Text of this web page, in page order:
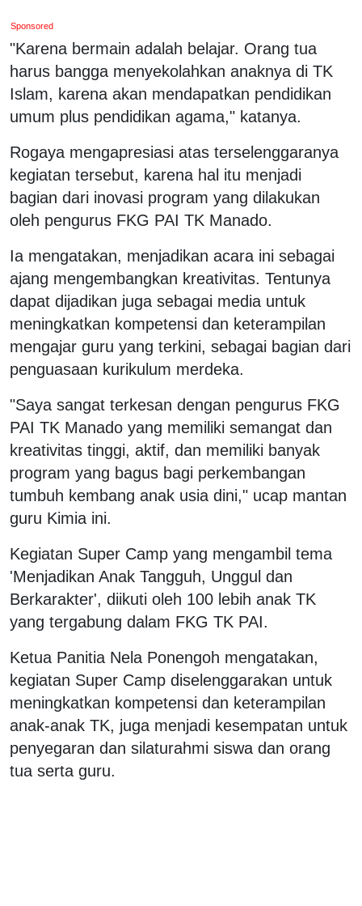
Sponsored
"Karena bermain adalah belajar. Orang tua
harus bangga menyekolahkan anaknya di TK
Islam, karena akan mendapatkan pendidikan
umum plus pendidikan agama," katanya.
Rogaya mengapresiasi atas terselenggaranya
kegiatan tersebut, karena hal itu menjadi
bagian dari inovasi program yang dilakukan
oleh pengurus FKG PAI TK Manado.
Ia mengatakan, menjadikan acara ini sebagai
ajang mengembangkan kreativitas. Tentunya
dapat dijadikan juga sebagai media untuk
meningkatkan kompetensi dan keterampilan
mengajar guru yang terkini, sebagai bagian dari
penguasaan kurikulum merdeka.
"Saya sangat terkesan dengan pengurus FKG
PAI TK Manado yang memiliki semangat dan
kreativitas tinggi, aktif, dan memiliki banyak
program yang bagus bagi perkembangan
tumbuh kembang anak usia dini," ucap mantan
guru Kimia ini.
Kegiatan Super Camp yang mengambil tema
'Menjadikan Anak Tangguh, Unggul dan
Berkarakter', diikuti oleh 100 lebih anak TK
yang tergabung dalam FKG TK PAI.
Ketua Panitia Nela Ponengoh mengatakan,
kegiatan Super Camp diselenggarakan untuk
meningkatkan kompetensi dan keterampilan
anak-anak TK, juga menjadi kesempatan untuk
penyegaran dan silaturahmi siswa dan orang
tua serta guru.